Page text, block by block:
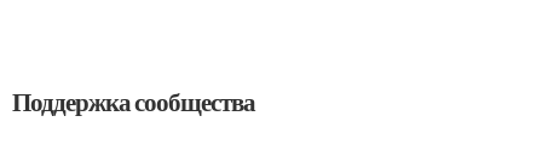
Поддержка сообщества